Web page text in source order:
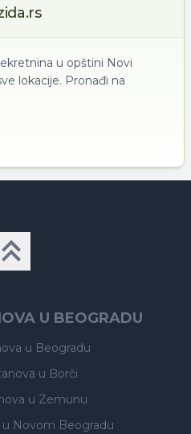
u opštini Novi
lokacije. Pronađi na
U BEOGRADU
u Beogradu
u Borči
u Zemunu
u Novom Beogradu